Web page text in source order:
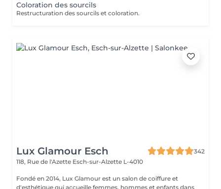
Coloration des sourcils
Restructuration des sourcils et coloration.
Lux Glamour Esch
342
118, Rue de l'Azette Esch-sur-Alzette L-4010
Fondé en 2014, Lux Glamour est un salon de coiffure et
d'esthétique qui accueille femmes, hommes et enfants dans